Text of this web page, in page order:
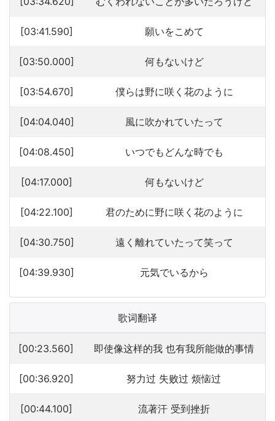
[03:41.590] 願いをこめて
[03:50.000] 何もないけど
[03:54.670] 僕らは野に咲く花のように
[04:04.040] 風に吹かれていたって
[04:08.450] いつでもどんな時でも
[04:17.000] 何もないけど
[04:22.100] 君のために野に咲く花のように
[04:30.750] 遠く離れていたって笑って
[04:39.930] 元気でいるから
歌词翻译
[00:23.560] 即使像这样的我 也有我所能做的事情
[00:36.920] 努力过 失败过 烦恼过
[00:44.100] 流著汗 受到挫折